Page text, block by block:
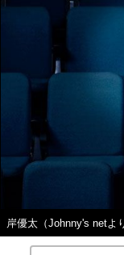
岸優太（Johnny's netよ